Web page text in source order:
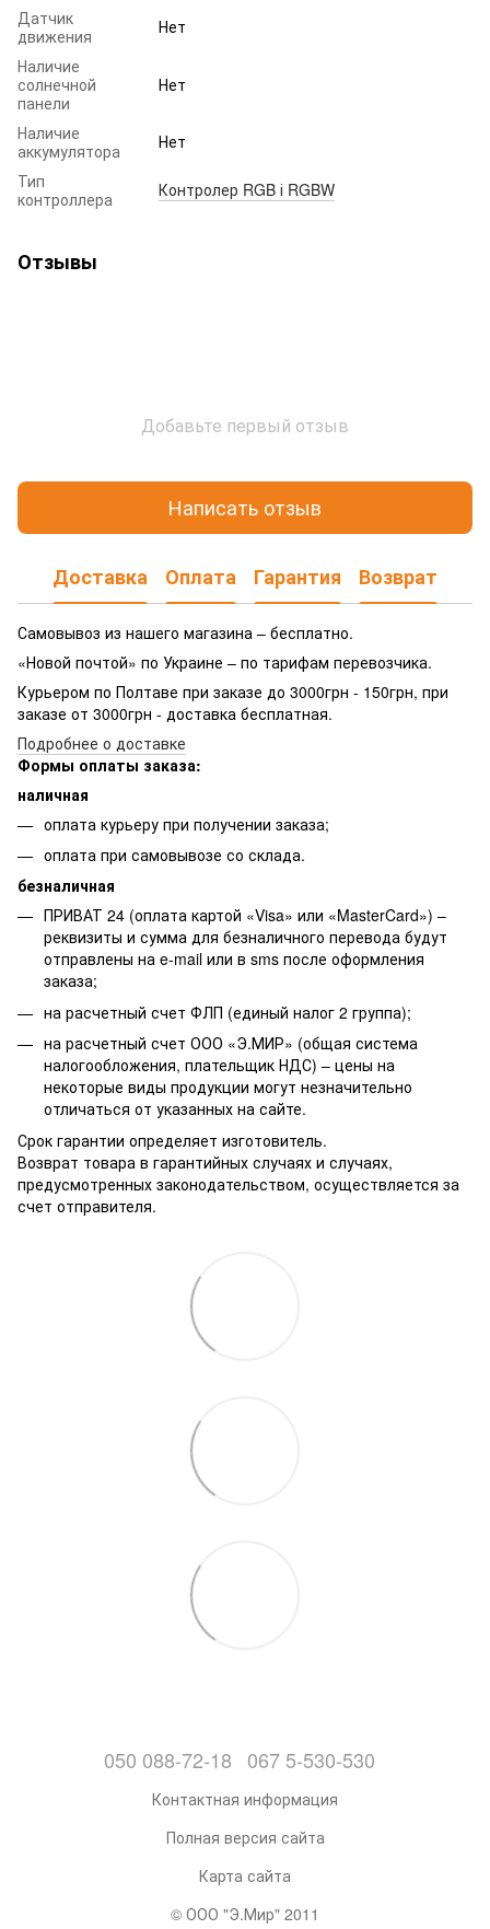
Датчик
движения
Нет
Наличие
солнечной
панели
Нет
Наличие
аккумулятора
Нет
Тип
контроллера
Контролер RGB і RGBW
Отзывы
Добавьте первый отзыв
Написать отзыв
Доставка Оплата Гарантия Возврат
Самовывоз из нашего магазина – бесплатно.
«Новой почтой» по Украине – по тарифам перевозчика.
Курьером по Полтаве при заказе до 3000грн - 150грн, при
заказе от 3000грн - доставка бесплатная.
Подробнее о доставке
Формы оплаты заказа:
наличная
оплата курьеру при получении заказа;
оплата при самовывозе со склада.
безналичная
ПРИВАТ 24 (оплата картой «Visa» или «MasterCard») –
реквизиты и сумма для безналичного перевода будут
отправлены на e-mail или в sms после оформления
заказа;
на расчетный счет ФЛП (единый налог 2 группа);
на расчетный счет ООО «Э.МИР» (общая система
налогообложения, плательщик НДС) – цены на
некоторые виды продукции могут незначительно
отличаться от указанных на сайте.
Срок гарантии определяет изготовитель.
Возврат товара в гарантийных случаях и случаях,
предусмотренных законодательством, осуществляется за
счет отправителя.
050 088-72-18 067 5-530-530
Контактная информация
Полная версия сайта
Карта сайта
© ООО "Э.Мир" 2011